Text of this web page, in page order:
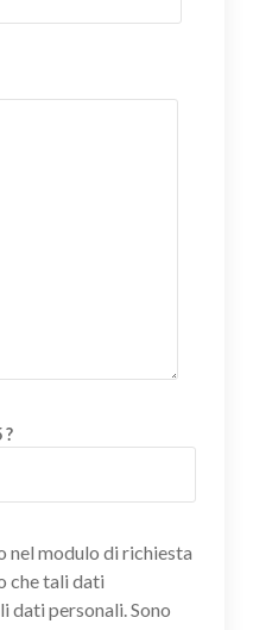
?
nel modulo di richiesta
che tali dati
dati personali. Sono